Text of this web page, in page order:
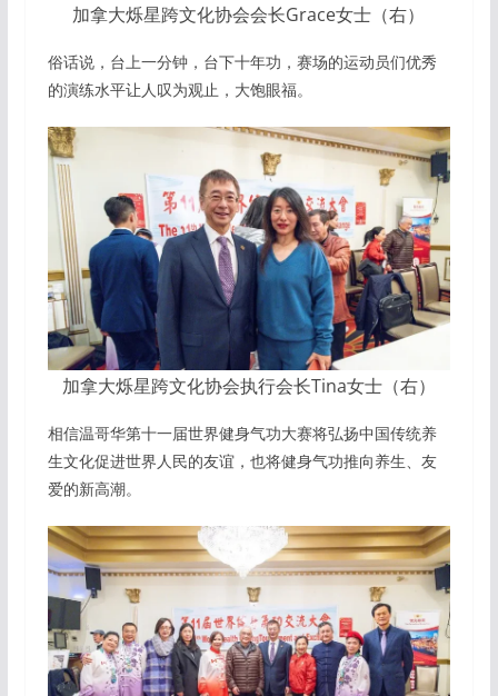
加拿大烁星跨文化协会会长Grace女士（右）
俗话说，台上一分钟，台下十年功，赛场的运动员们优秀
的演练水平让人叹为观止，大饱眼福。
加拿大烁星跨文化协会执行会长Tina女士（右）
相信温哥华第十一届世界健身气功大赛将弘扬中国传统养
生文化促进世界人民的友谊，也将健身气功推向养生、友
爱的新高潮。